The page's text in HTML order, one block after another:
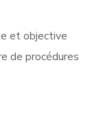
et objective
de procédures